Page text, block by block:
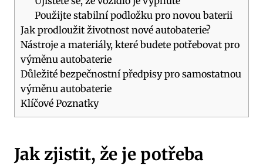
Použijte stabilní podložku pro novou baterii
Jak prodloužit životnost nové autobaterie?
Nástroje a materiály, které budete potřebovat pro
výměnu autobaterie
Důležité bezpečnostní předpisy pro samostatnou
výměnu autobaterie
Klíčové Poznatky
Jak zjistit, že je potřeba